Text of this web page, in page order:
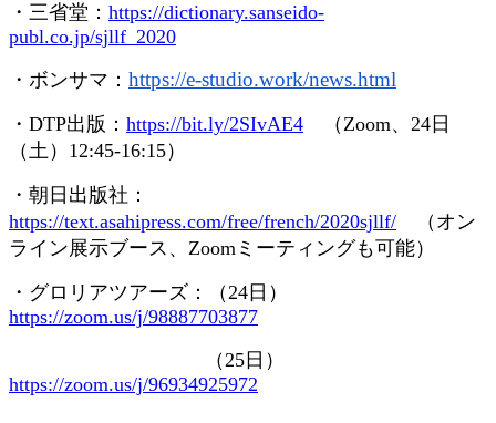
・三省堂： https://dictionary.sanseido-
publ.co.jp/sjllf_2020
・ボンサマ： https://e-studio.work/news.html
・ DTP出版： https://bit.ly/2SIvAE4 （Zoom、 24 日
（土） 12:45-16:15）
・朝日出版社：
https://text.asahipress.com/free/french/2020sjllf/ （オン
ライン展示ブース、 Zoom ミーティングも可能）
・グロリアツアーズ：（24 日）
https://zoom.us/j/98887703877
（25 日）
https://zoom.us/j/96934925972